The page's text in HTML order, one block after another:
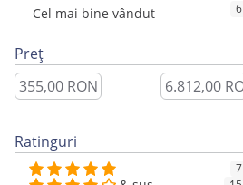
Cel mai bine vândut 6
Preț
Ratinguri
7